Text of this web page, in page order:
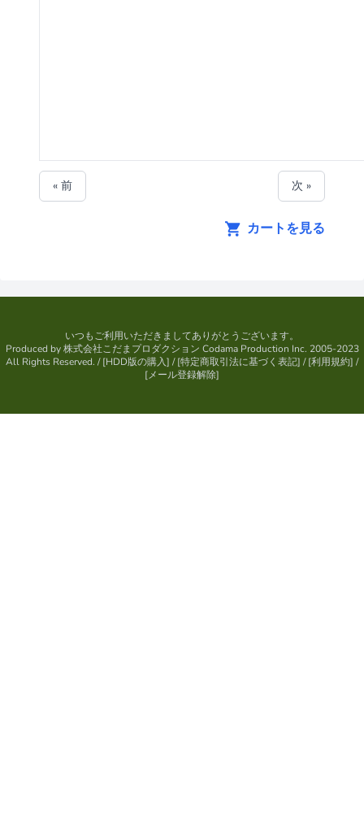
« 前 次 »
カートを見る
いつもご利用いただきましてありがとうございます。
Produced by株式会社こだまプロダクション Codama Production Inc. 2005-2023
All Rights Reserved. / [HDD版の購入] / [特定商取引法に基づく表記] / [利用規約] /
[メール登録解除]